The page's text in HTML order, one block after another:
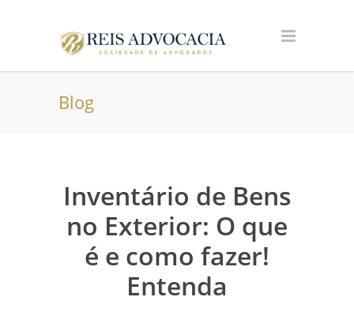
Blog
Inventário de Bens
no Exterior: O que
é e como fazer!
Entenda